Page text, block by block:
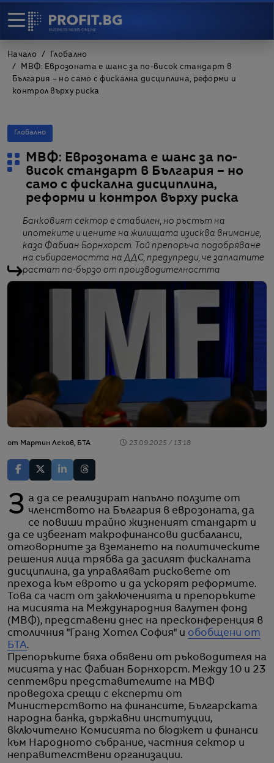
Начало
Глобално
МВФ: Еврозоната е шанс за по-висок стандарт в
България – но само с фискална дисциплина, реформи и
контрол върху риска
Глобално
МВФ: Еврозоната е шанс за по-
висок стандарт в България – но
само с фискална дисциплина,
реформи и контрол върху риска
Банковият сектор е стабилен, но ръстът на
ипотеките и цените на жилищата изисква внимание,
каза Фабиан Борнхорст. Той препоръча подобряване
на събираемостта на ДДС, предупреди, че заплатите
растат по-бързо от производителността
от Мартин Леков, БТА 23.09.2025 / 13:18
За да се реализират напълно ползите от членството на България в еврозоната, да
се повиши трайно жизненият стандарт и
да се избегнат макрофинансови дисбаланси,
отговорните за вземането на политическите
решения лица трябва да засилят фискалната
дисциплина, да управляват рисковете от
прехода към еврото и да ускорят реформите.
Това са част от заключенията и препоръките
на мисията на Международния валутен фонд
(МВФ), представени днес на пресконференция в
столичния "Гранд Хотел София" и обобщени от
БТА.
Препоръките бяха обявени от ръководителя на
мисията у нас Фабиан Борнхорст. Между 10 и 23
септември представителите на МВФ
проведоха срещи с експерти от
Министерството на финансите, Българската
народна банка, държавни институции,
включително Комисията по бюджет и финанси
към Народното събрание, частния сектор и
неправителствени организации.